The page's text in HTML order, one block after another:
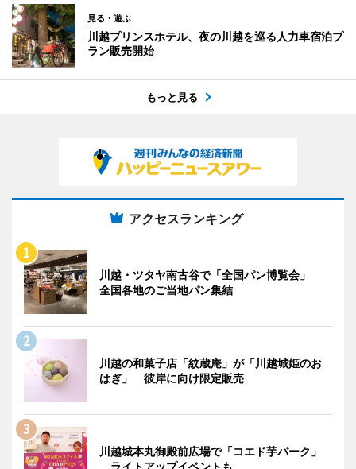
見る・遊ぶ
川越プリンスホテル、夜の川越を巡る人力車宿泊プ
ラン販売開始
もっと見る
アクセスランキング
川越・ツタヤ南古谷で「全国パン博覧会」
全国各地のご当地パン集結
川越の和菓子店「紋蔵庵」が「川越城姫のお
はぎ」 彼岸に向け限定販売
川越城本丸御殿前広場で「コエド芋パーク」
ライトアップイベントも